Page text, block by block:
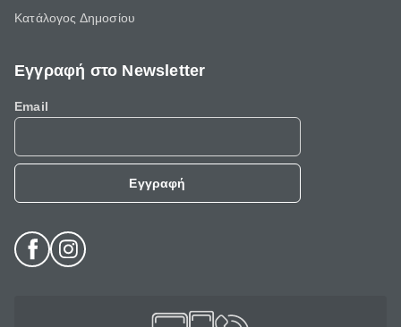
Κατάλογος Δημοσίου
Εγγραφή στο Newsletter
Email
Εγγραφή